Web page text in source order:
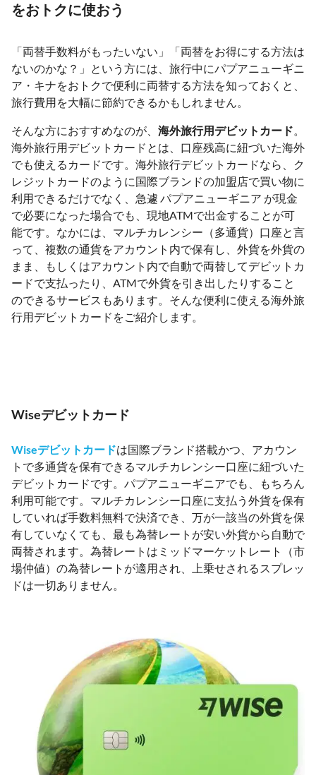
をおトクに使おう
「両替手数料がもったいない」「両替をお得にする方法は
ないのかな？」という方には、旅行中にパプアニューギニ
ア・キナをおトクで便利に両替する方法を知っておくと、
旅行費用を大幅に節約できるかもしれません。
そんな方におすすめなのが、 海外旅行用デビットカード。
海外旅行用デビットカードとは、口座残高に紐づいた海外
でも使えるカードです。海外旅行デビットカードなら、ク
レジットカードのように国際ブランドの加盟店で買い物に
利用できるだけでなく、急遽 パプアニューギニア が現金
で必要になった場合でも、現地ATMで出金することが可
能です。なかには、マルチカレンシー（多通貨）口座と言
って、複数の通貨をアカウント内で保有し、外貨を外貨の
まま、もしくはアカウント内で自動で両替してデビットカ
ードで支払ったり、ATMで外貨を引き出したりすること
のできるサービスもあります。そんな便利に使える海外旅
行用デビットカードをご紹介します。
Wiseデビットカード
Wiseデビットカードは国際ブランド搭載かつ、アカウン
トで多通貨を保有できるマルチカレンシー口座に紐づいた
デビットカードです。パプアニューギニアでも、もちろん
利用可能です。マルチカレンシー口座に支払う外貨を保有
していれば手数料無料で決済でき、万が一該当の外貨を保
有していなくても、最も為替レートが安い外貨から自動で
両替されます。為替レートはミッドマーケットレート（市
場仲値）の為替レートが適用され、上乗せされるスプレッ
ドは一切ありません。